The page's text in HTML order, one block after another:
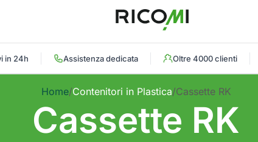
in 24h Assistenza dedicata Oltre 4000 clienti
Home Contenitori in Plastica Cassette RK
Cassette RK